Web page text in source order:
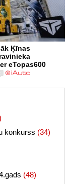
Ķīnas
eTopas600
konkurss (34)
(48)